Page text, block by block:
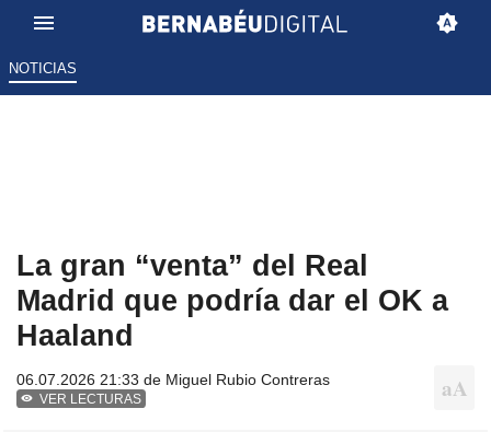
NOTICIAS
La gran “venta” del Real
Madrid que podría dar el OK a
Haaland
06.07.2026 21:33 de Miguel Rubio Contreras
VER LECTURAS